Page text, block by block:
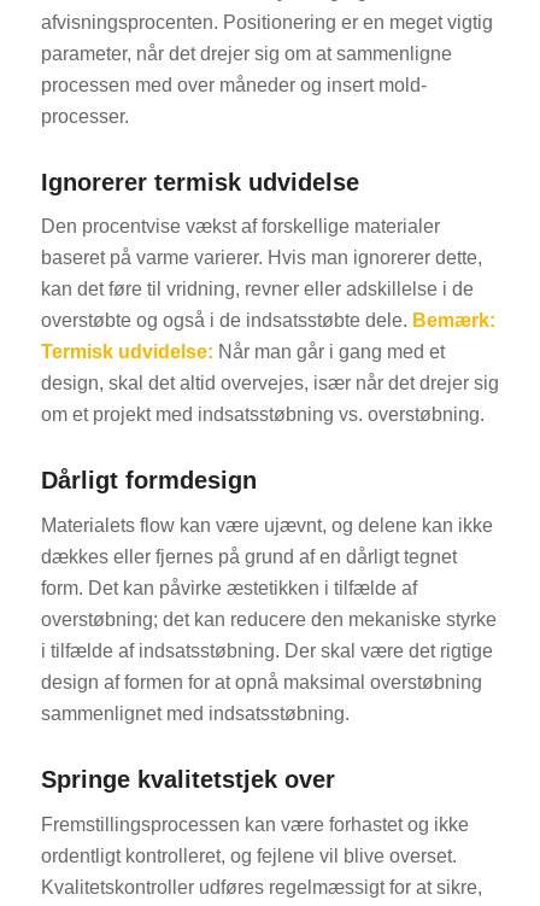
afvisningsprocenten. Positionering er en meget vigtig
parameter, når det drejer sig om at sammenligne
processen med over måneder og insert mold-
processer.
Ignorerer termisk udvidelse
Den procentvise vækst af forskellige materialer
baseret på varme varierer. Hvis man ignorerer dette,
kan det føre til vridning, revner eller adskillelse i de
overstøbte og også i de indsatsstøbte dele. Bemærk:
Termisk udvidelse: Når man går i gang med et
design, skal det altid overvejes, især når det drejer sig
om et projekt med indsatsstøbning vs. overstøbning.
Dårligt formdesign
Materialets flow kan være ujævnt, og delene kan ikke
dækkes eller fjernes på grund af en dårligt tegnet
form. Det kan påvirke æstetikken i tilfælde af
overstøbning; det kan reducere den mekaniske styrke
i tilfælde af indsatsstøbning. Der skal være det rigtige
design af formen for at opnå maksimal overstøbning
sammenlignet med indsatsstøbning.
Springe kvalitetstjek over
Fremstillingsprocessen kan være forhastet og ikke
ordentligt kontrolleret, og fejlene vil blive overset.
Kvalitetskontroller udføres regelmæssigt for at sikre,